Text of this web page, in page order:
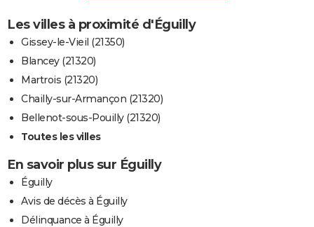
Les villes à proximité d'Éguilly
Gissey-le-Vieil (21350)
Blancey (21320)
Martrois (21320)
Chailly-sur-Armançon (21320)
Bellenot-sous-Pouilly (21320)
Toutes les villes
En savoir plus sur Éguilly
Éguilly
Avis de décès à Éguilly
Délinquance à Éguilly